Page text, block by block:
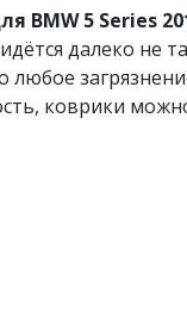
BMW 5 Series
далеко не
любое
коврики